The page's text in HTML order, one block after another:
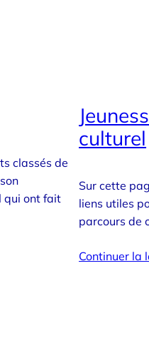
classés de
qui ont fait
culturel
Sur cette
liens utiles
parcours de
Continuer la